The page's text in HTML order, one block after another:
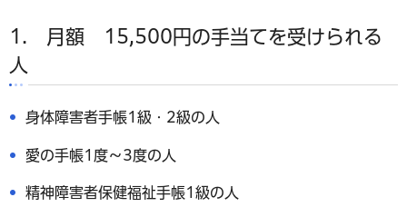
1. 月額 15,500円の手当てを受けられる
人
身体障害者手帳1級・2級の人
愛の手帳1度～3度の人
精神障害者保健福祉手帳1級の人